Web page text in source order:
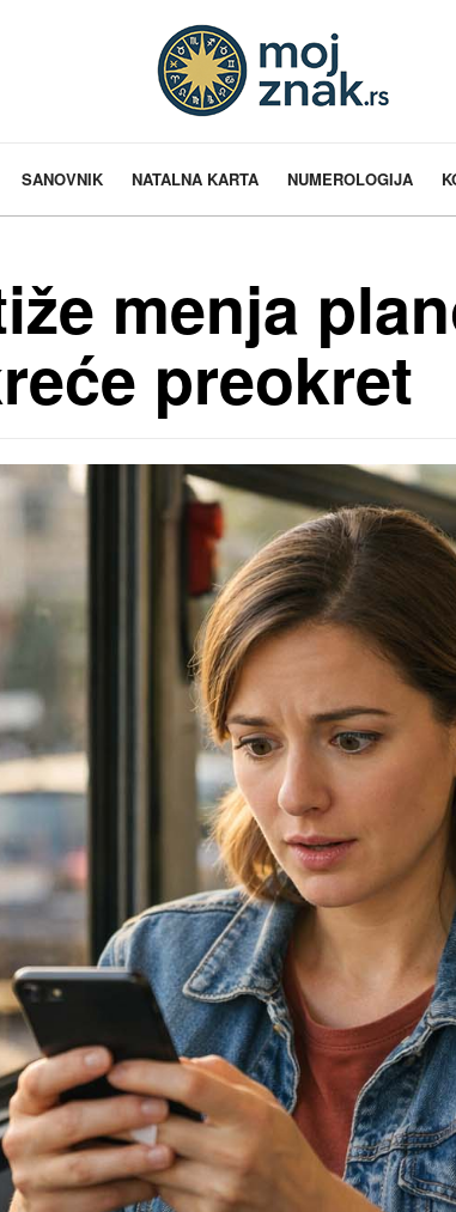
SANOVNIK NATALNA KARTA NUMEROLOGIJA
menja
preokret